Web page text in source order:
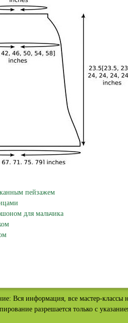
пейзажем
для мальчика
Вся информация, все мастер-классы
разрешается только с